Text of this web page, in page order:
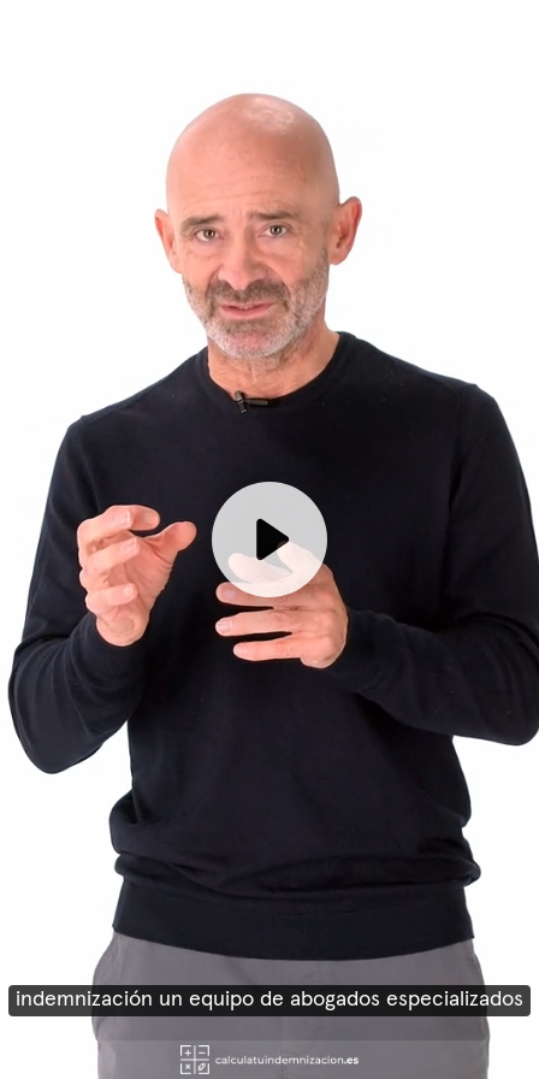
indemnización un equipo de abogados especializados